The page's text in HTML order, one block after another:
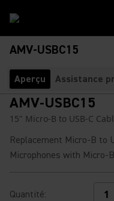
AMV-USBC15
Aperçu Assistance
AMV-USBC15
15" Micro-B to USB-C
Replacement Micro-B to
Microphones with Micro-
Quantité: